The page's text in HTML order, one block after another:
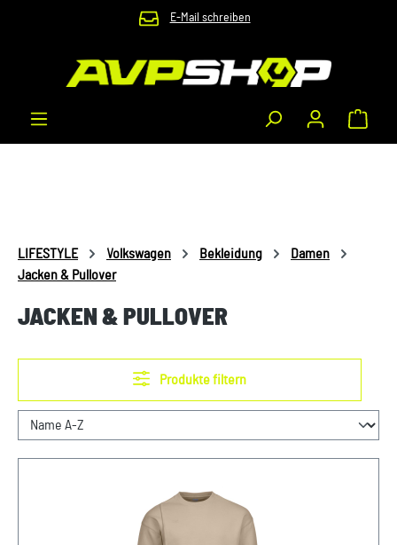
Zum Hauptinhalt springen E-Mail schreiben
LIFESTYLE Volkswagen Bekleidung
Damen
Jacken & Pullover
JACKEN & PULLOVER
Produkte filtern